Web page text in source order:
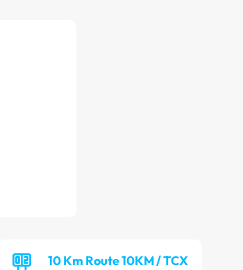
10 Km Route 10KM / TCX